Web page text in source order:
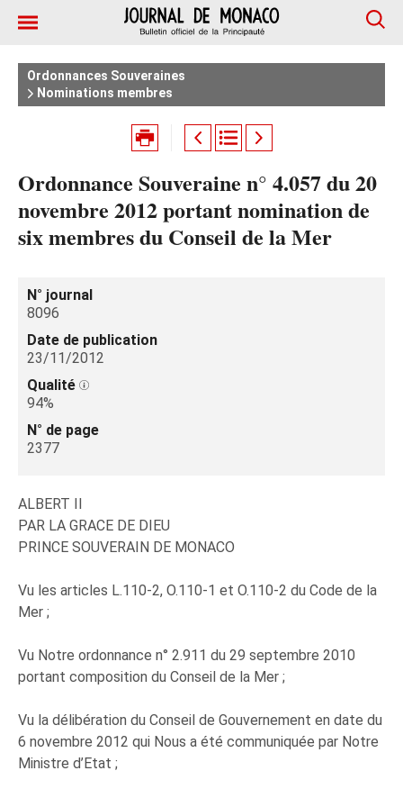
Ordonnances Souveraines
Nominations membres
Ordonnance Souveraine n° 4.057 du 20
novembre 2012 portant nomination de
six membres du Conseil de la Mer
N° journal
8096
Date de publication
23/11/2012
Qualité
94%
N° de page
2377
ALBERT II
PAR LA GRACE DE DIEU
PRINCE SOUVERAIN DE MONACO
Vu les articles L.110-2, O.110-1 et O.110-2 du Code de la
Mer ;
Vu Notre ordonnance n° 2.911 du 29 septembre 2010
portant composition du Conseil de la Mer ;
Vu la délibération du Conseil de Gouvernement en date du
6 novembre 2012 qui Nous a été communiquée par Notre
Ministre d’Etat ;